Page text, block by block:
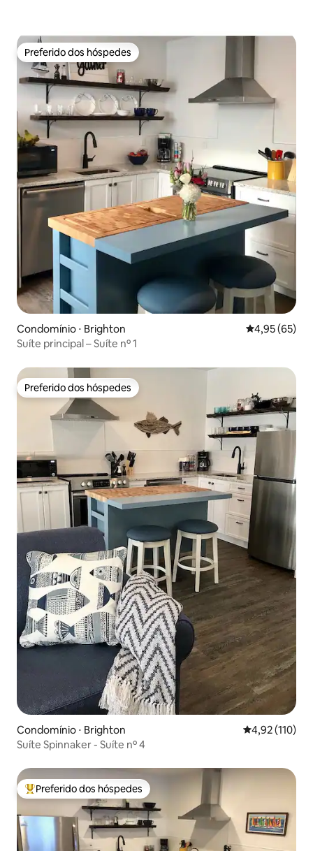
Preferido dos hóspedes
Preferido dos hóspedes
Condomínio ⋅ Brighton 4,95 de uma
4,95 (65)
Suíte principal – Suíte nº 1
Preferido dos hóspedes
Preferido dos hóspedes
Condomínio ⋅ Brighton 4,92 de uma
4,92 (110)
Suíte Spinnaker - Suíte nº 4
Entre os melhores preferidos dos hóspedes
Preferido dos hóspedes